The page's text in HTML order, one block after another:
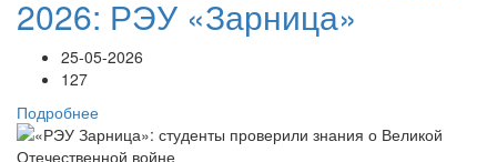
2026: РЭУ «Зарница»
25-05-2026
127
Подробнее